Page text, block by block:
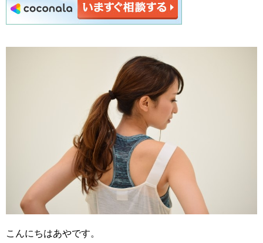
こんにちはあやです。